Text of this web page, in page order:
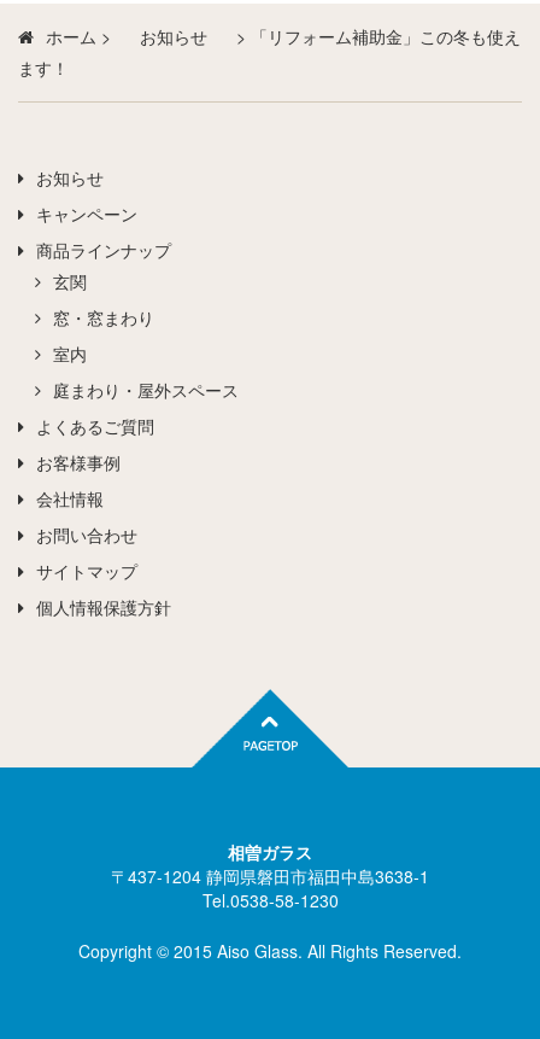
ホーム > お知らせ >
「リフォーム補助金」この冬も使え
ます！
お知らせ
キャンペーン
商品ラインナップ
玄関
窓・窓まわり
室内
庭まわり・屋外スペース
よくあるご質問
お客様事例
会社情報
お問い合わせ
サイトマップ
個人情報保護方針
相曽ガラス
〒437-1204 静岡県磐田市福田中島3638-1
Tel.0538-58-1230
Copyright © 2015 Aiso Glass. All Rights Reserved.